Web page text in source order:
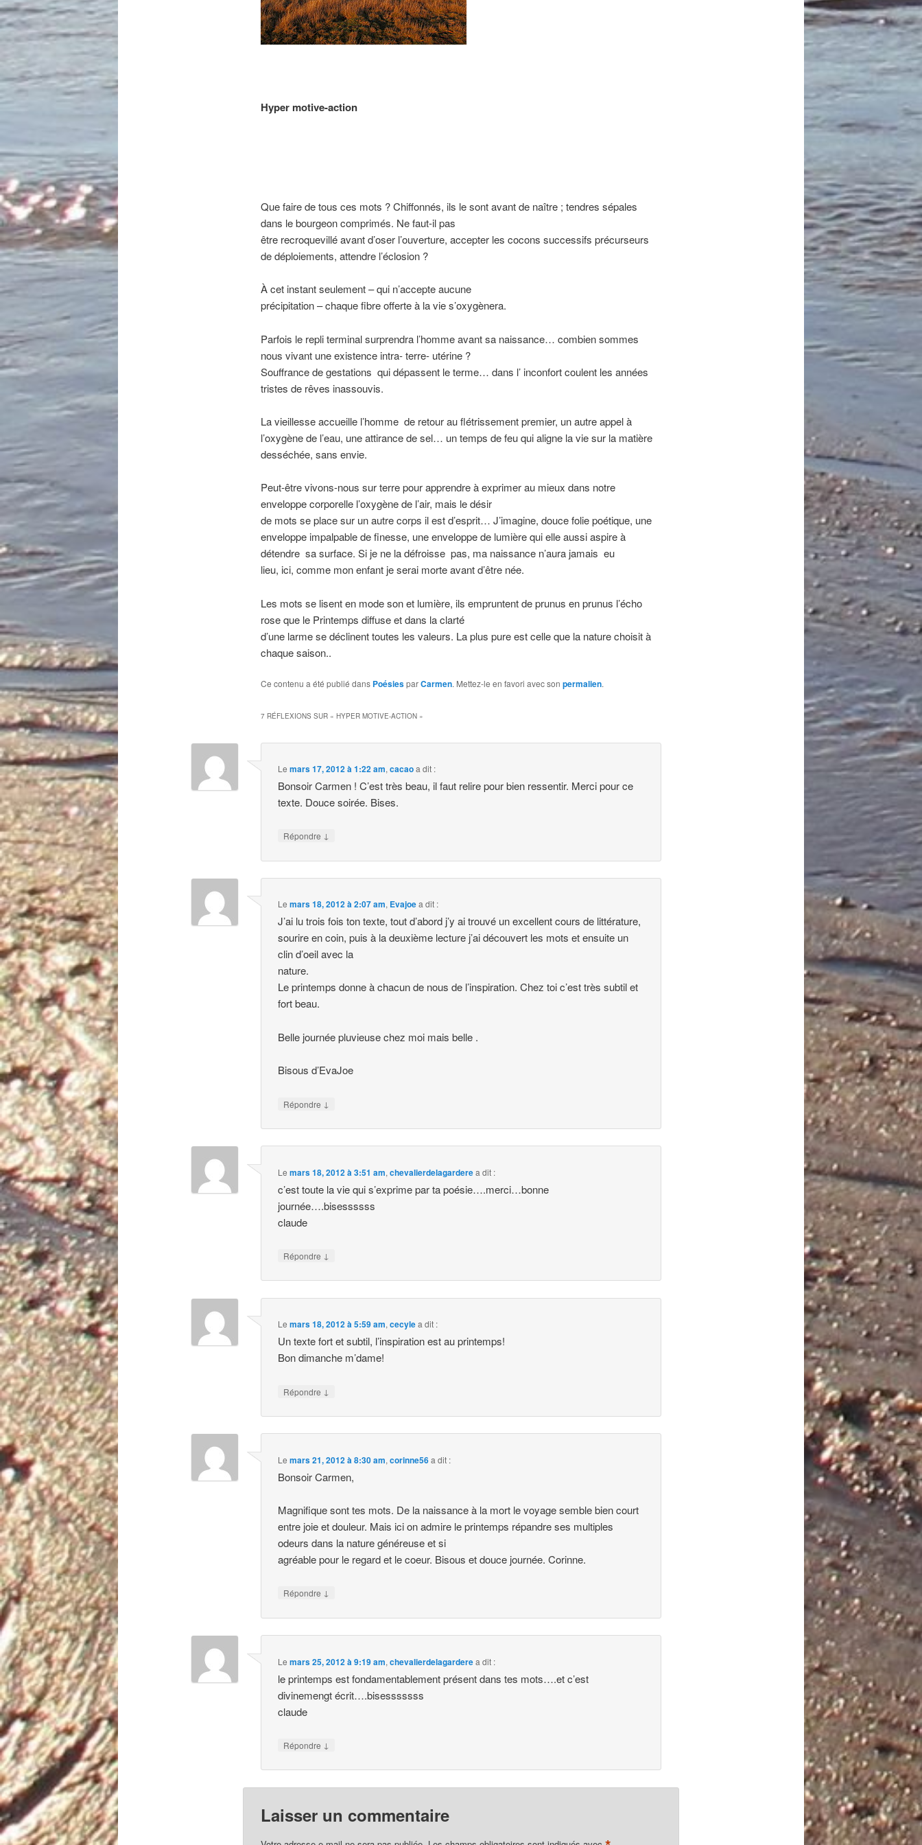
Hyper motive-action
Que faire de tous ces mots ? Chiffonnés, ils le sont avant de naître ; tendres sépales
dans le bourgeon comprimés. Ne faut-il pas
être recroquevillé avant d’oser l’ouverture, accepter les cocons successifs précurseurs
de déploiements, attendre l’éclosion ?
Àcet instant seulement–qui n’accepte aucune
précipitation–chaque fibre offerte à la vie s’oxygènera.
Parfois le repli terminal surprendra l’homme avant sa naissance… combien sommes
nous vivant une existence intra- terre- utérine ?
Souffrance de gestations qui dépassent le terme… dans l’ inconfort coulent les années
tristes de rêves inassouvis.
La vieillesse accueille l’homme de retour au flétrissement premier, un autre appel à
l’oxygène de l’eau, une attirance de sel… un temps de feu qui aligne la vie sur la matière
desséchée, sans envie.
Peut-être vivons-nous sur terre pour apprendre à exprimer au mieux dans notre
enveloppe corporelle l’oxygène de l’air, mais le désir
de mots se place sur un autre corps il est d’esprit… J’imagine, douce folie poétique, une
enveloppe impalpable de finesse, une enveloppe de lumière qui elle aussi aspire à
détendre sa surface. Si je ne la défroisse pas, ma naissance n’aura jamais eu
lieu, ici, comme mon enfant je serai morte avant d’être née.
Les mots se lisent en mode son et lumière, ils empruntent de prunus en prunus l’écho
rose que le Printemps diffuse et dans la clarté
d’une larme se déclinent toutes les valeurs. La plus pure est celle que la nature choisit à
chaque saison..
Ce contenu a été publié dans PoésiesparCarmen. Mettez-le en favori avec son permalien.
7 RÉFLEXIONS SUR « HYPER MOTIVE-ACTION»
Lemars 17, 2012 à 1:22 am,cacaoa dit :
Bonsoir Carmen ! C’est très beau, il faut relire pour bien ressentir. Merci pour ce
texte. Douce soirée. Bises.
Répondre ↓
Lemars 18, 2012 à 2:07 am, Evajoea dit :
J’ai lu trois fois ton texte, tout d’abord j’y ai trouvé un excellent cours de littérature,
sourire en coin, puis à la deuxième lecture j’ai découvert les mots et ensuite un
clin d’oeil avec la
nature.
Le printemps donne à chacun de nous de l’inspiration. Chez toi c’est très subtil et
fort beau.
Belle journée pluvieuse chez moi mais belle .
Bisous d’EvaJoe
Répondre ↓
Lemars 18, 2012 à 3:51 am,chevalierdelagarderea dit :
c’est toute la vie qui s’exprime par ta poésie….merci…bonne
journée….bisessssss
claude
Répondre ↓
Lemars 18, 2012 à 5:59 am,cecylea dit :
Un texte fort et subtil, l’inspiration est au printemps!
Bon dimanche m’dame!
Répondre ↓
Lemars 21, 2012 à 8:30 am,corinne56a dit :
Bonsoir Carmen,
Magnifique sont tes mots. De la naissance à la mort le voyage semble bien court
entre joie et douleur. Mais ici on admire le printemps répandre ses multiples
odeurs dans la nature généreuse et si
agréable pour le regard et le coeur. Bisous et douce journée. Corinne.
Répondre ↓
Lemars 25, 2012 à 9:19 am,chevalierdelagarderea dit :
le printemps est fondamentablement présent dans tes mots….et c’est
divinemengt écrit….bisesssssss
claude
Répondre ↓
Laisser un commentaire